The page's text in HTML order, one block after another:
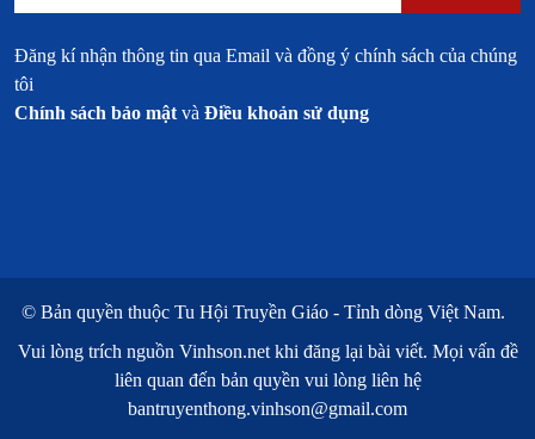
Đăng kí nhận thông tin qua Email và đồng ý chính sách của chúng
tôi
Chính sách bảo mật và Điều khoản sử dụng
© Bản quyền thuộc Tu Hội Truyền Giáo - Tỉnh dòng Việt Nam.
Vui lòng trích nguồn Vinhson.net khi đăng lại bài viết. Mọi vấn đề
liên quan đến bản quyền vui lòng liên hệ
bantruyenthong.vinhson@gmail.com